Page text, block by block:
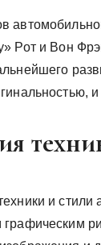
Рот и Вон
и стили